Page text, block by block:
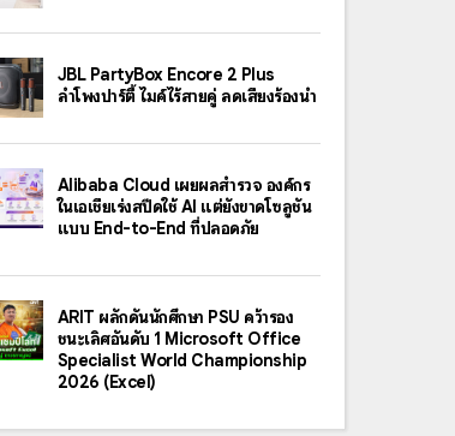
JBL PartyBox Encore 2 Plus
ลำโพงปาร์ตี้ ไมค์ไร้สายคู่ ลดเสียงร้องนำ
Alibaba Cloud เผยผลสำรวจ องค์กร
ในเอเชียเร่งสปีดใช้ AI แต่ยังขาดโซลูชัน
แบบ End-to-End ที่ปลอดภัย
ARIT ผลักดันนักศึกษา PSU คว้ารอง
ชนะเลิศอันดับ 1 Microsoft Office
Specialist World Championship
2026 (Excel)